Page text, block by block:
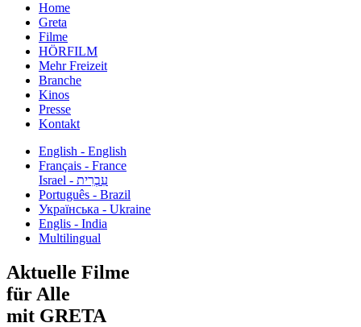
Home
Greta
Filme
HÖRFILM
Mehr Freizeit
Branche
Kinos
Presse
Kontakt
English - English
Français - France
עִבְרִית - Israel
Português - Brazil
Українська - Ukraine
Englis - India
Multilingual
Aktuelle Filme
für Alle
mit GRETA